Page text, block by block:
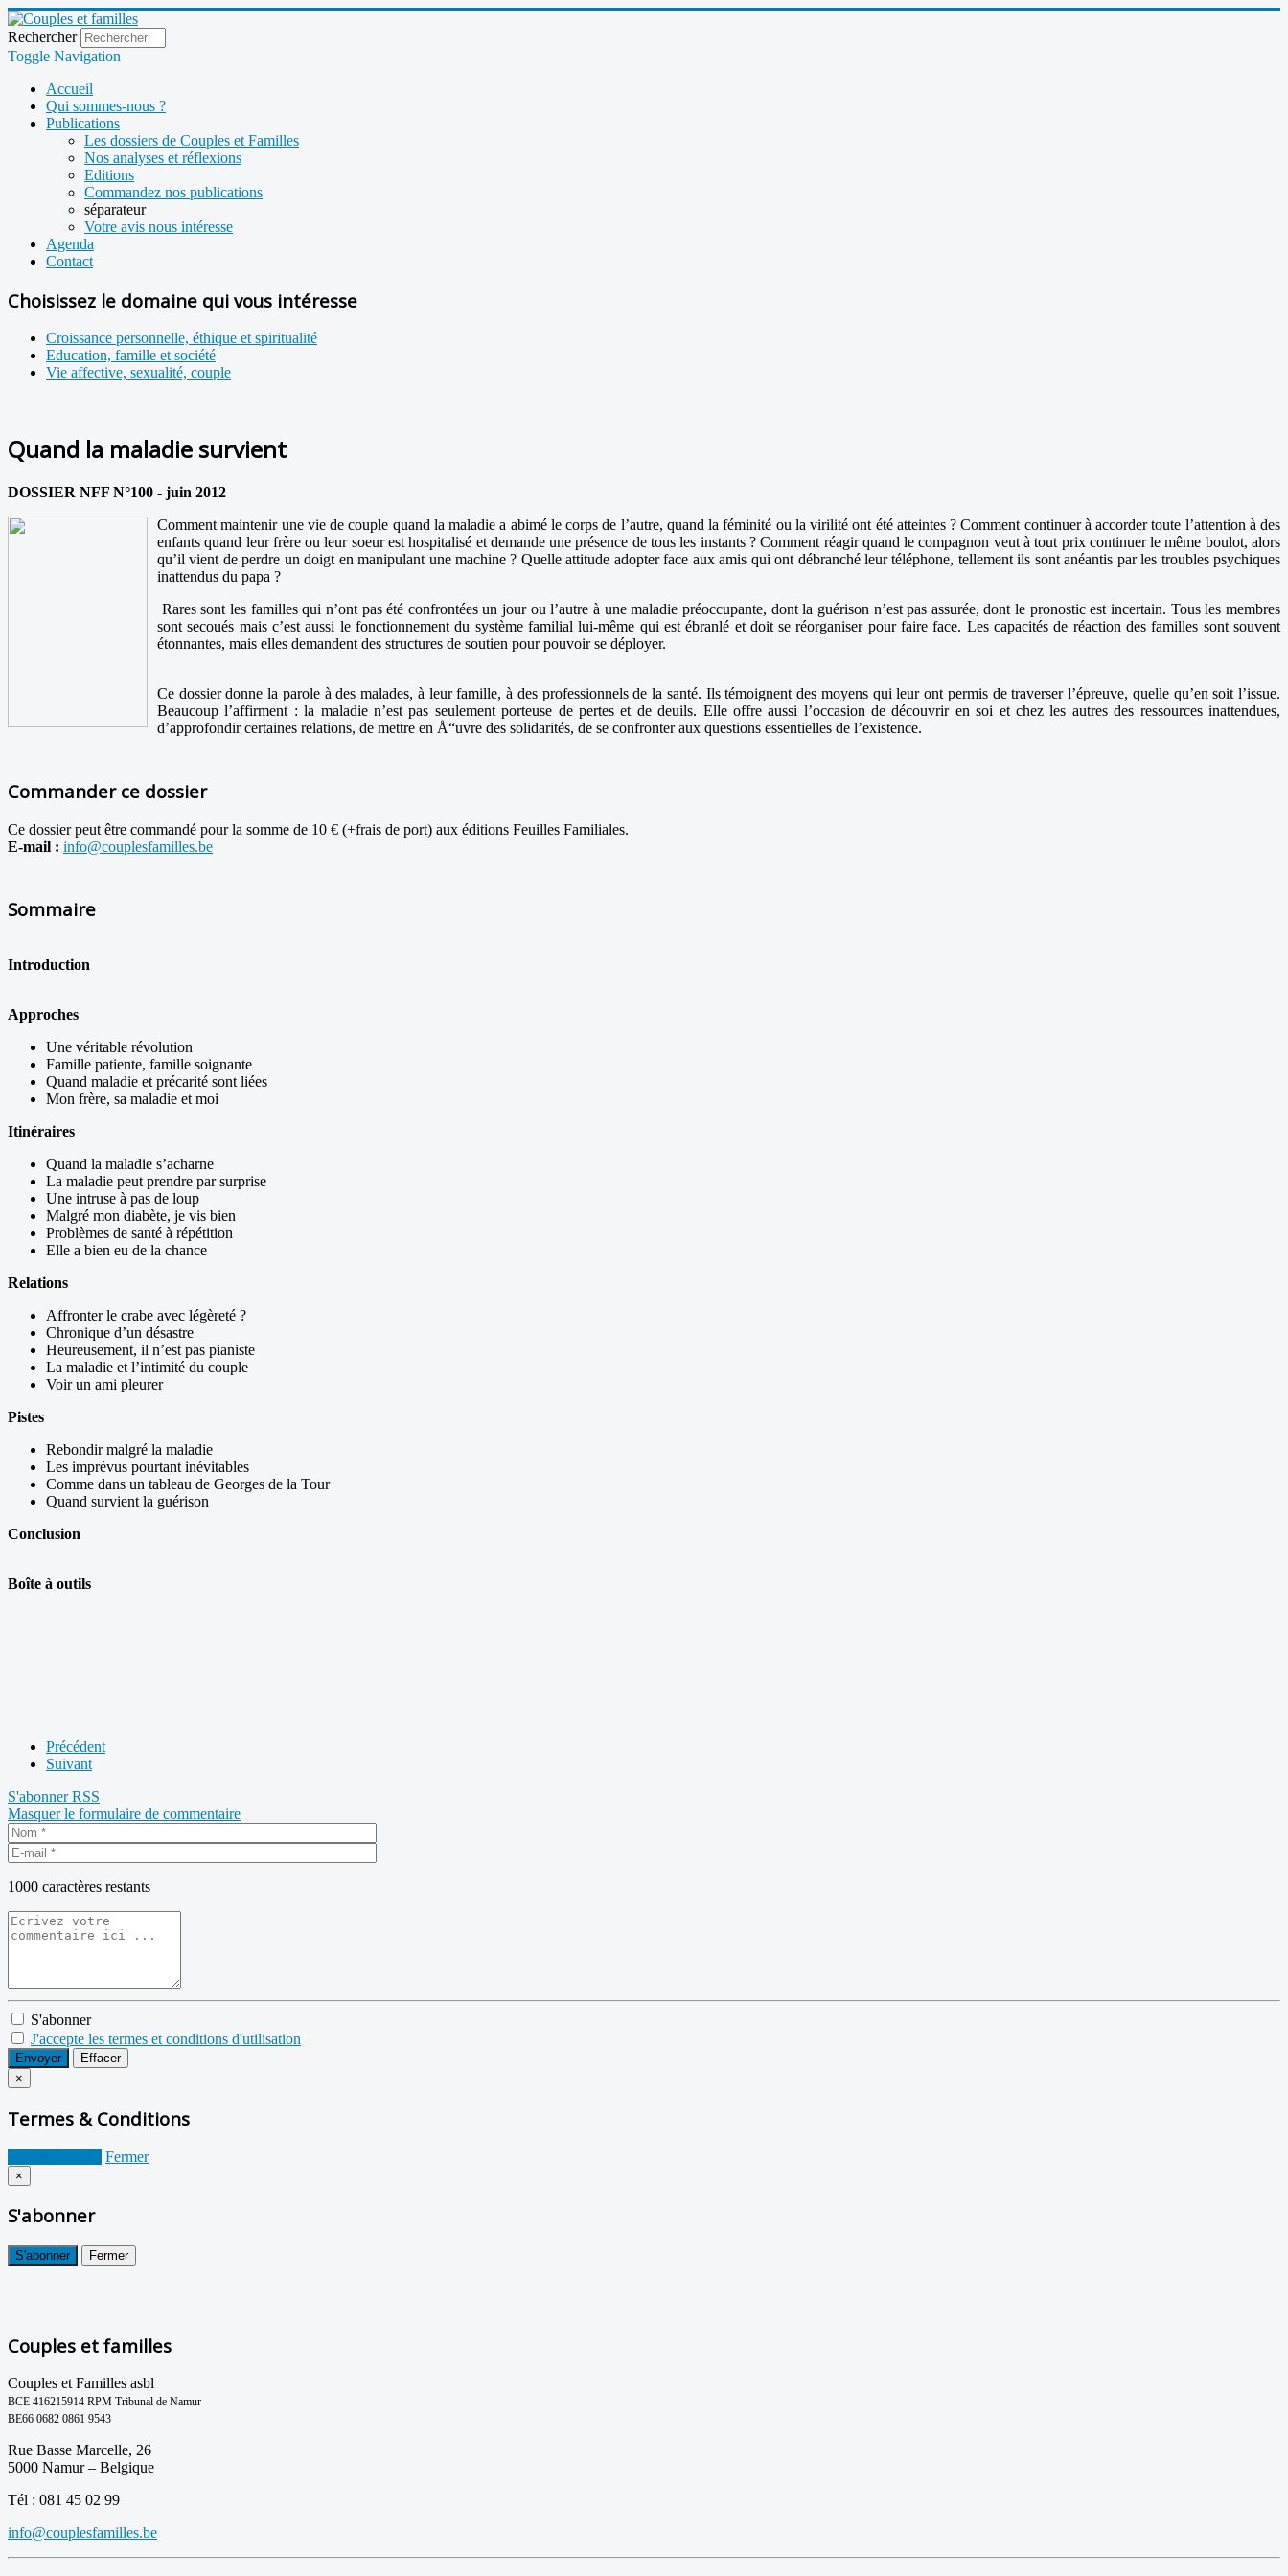
Rechercher
Toggle Navigation
Accueil
Qui sommes-nous ?
Publications
Les dossiers de Couples et Familles
Nos analyses et réflexions
Editions
Commandez nos publications
séparateur
Votre avis nous intéresse
Agenda
Contact
Choisissez le domaine qui vous intéresse
Croissance personnelle, éthique et spiritualité
Education, famille et société
Vie affective, sexualité, couple
Quand la maladie survient
DOSSIER NFF N°100 - juin 2012
Comment maintenir une vie de couple quand la maladie a abimé le corps de l’autre, quand la féminité ou la virilité ont été atteintes ? Comment continuer à accorder toute l’attention à des
enfants quand leur frère ou leur soeur est hospitalisé et demande une présence de tous les instants ? Comment réagir quand le compagnon veut à tout prix continuer le même boulot, alors
qu’il vient de perdre un doigt en manipulant une machine ? Quelle attitude adopter face aux amis qui ont débranché leur téléphone, tellement ils sont anéantis par les troubles psychiques
inattendus du papa ?
Rares sont les familles qui n’ont pas été confrontées un jour ou l’autre à une maladie préoccupante, dont la guérison n’est pas assurée, dont le pronostic est incertain. Tous les membres
sont secoués mais c’est aussi le fonctionnement du système familial lui-même qui est ébranlé et doit se réorganiser pour faire face. Les capacités de réaction des familles sont souvent
étonnantes, mais elles demandent des structures de soutien pour pouvoir se déployer.
Ce dossier donne la parole à des malades, à leur famille, à des professionnels de la santé. Ils témoignent des moyens qui leur ont permis de traverser l’épreuve, quelle qu’en soit l’issue.
Beaucoup l’affirment : la maladie n’est pas seulement porteuse de pertes et de deuils. Elle offre aussi l’occasion de découvrir en soi et chez les autres des ressources inattendues,
d’approfondir certaines relations, de mettre en Å“uvre des solidarités, de se confronter aux questions essentielles de l’existence.
Commander ce dossier
Ce dossier peut être commandé pour la somme de 10 € (+frais de port) aux éditions Feuilles Familiales.
E-mail : info@couplesfamilles.be
Sommaire
Introduction
Approches
Une véritable révolution
Famille patiente, famille soignante
Quand maladie et précarité sont liées
Mon frère, sa maladie et moi
Itinéraires
Quand la maladie s’acharne
La maladie peut prendre par surprise
Une intruse à pas de loup
Malgré mon diabète, je vis bien
Problèmes de santé à répétition
Elle a bien eu de la chance
Relations
Affronter le crabe avec légèreté ?
Chronique d’un désastre
Heureusement, il n’est pas pianiste
La maladie et l’intimité du couple
Voir un ami pleurer
Pistes
Rebondir malgré la maladie
Les imprévus pourtant inévitables
Comme dans un tableau de Georges de la Tour
Quand survient la guérison
Conclusion
Boîte à outils
Précédent
Suivant
S'abonnerRSS
Masquer le formulaire de commentaire
1000 caractères restants
S'abonner
J'accepte les termes et conditions d'utilisation
Envoyer
Effacer
×
Termes & Conditions
Fermer
×
S'abonner
S'abonner Fermer
Couples et familles
Couples et Familles asbl
BCE 416215914 RPM Tribunal de Namur
BE66 0682 0861 9543
Rue Basse Marcelle, 26
5000 Namur – Belgique
Tél : 081 45 02 99
info@couplesfamilles.be